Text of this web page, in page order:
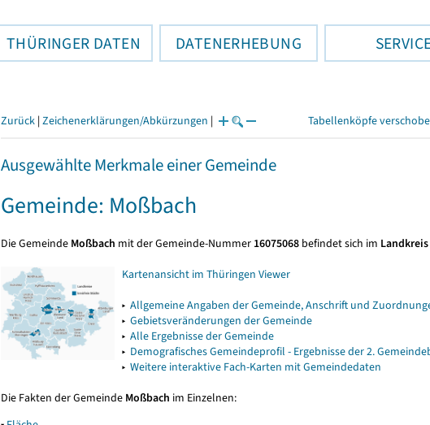
THÜRINGER DATEN DATENERHEBUNG
Zurück | Zeichenerklärungen/Abkürzungen | Tabellenköpfe
Ausgewählte Merkmale einer Gemeinde
Gemeinde: Moßbach
Die Gemeinde Moßbach mit der Gemeinde-Nummer 16075068 befindet sich im
Kartenansicht im Thüringen Viewer
▸ Allgemeine Angaben der Gemeinde, Anschrift und
▸ Gebietsveränderungen der Gemeinde
▸ Alle Ergebnisse der Gemeinde
▸ Demografisches Gemeindeprofil - Ergebnisse der 2.
▸ Weitere interaktive Fach-Karten mit Gemeindedaten
Die Fakten der Gemeinde Moßbach im Einzelnen: